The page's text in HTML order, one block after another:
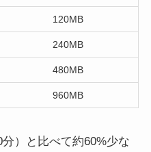
120MB
240MB
480MB
960MB
）と比べて約60%少な